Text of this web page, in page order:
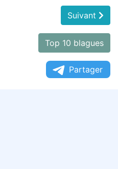
Suivant
Top 10 blagues
Partager